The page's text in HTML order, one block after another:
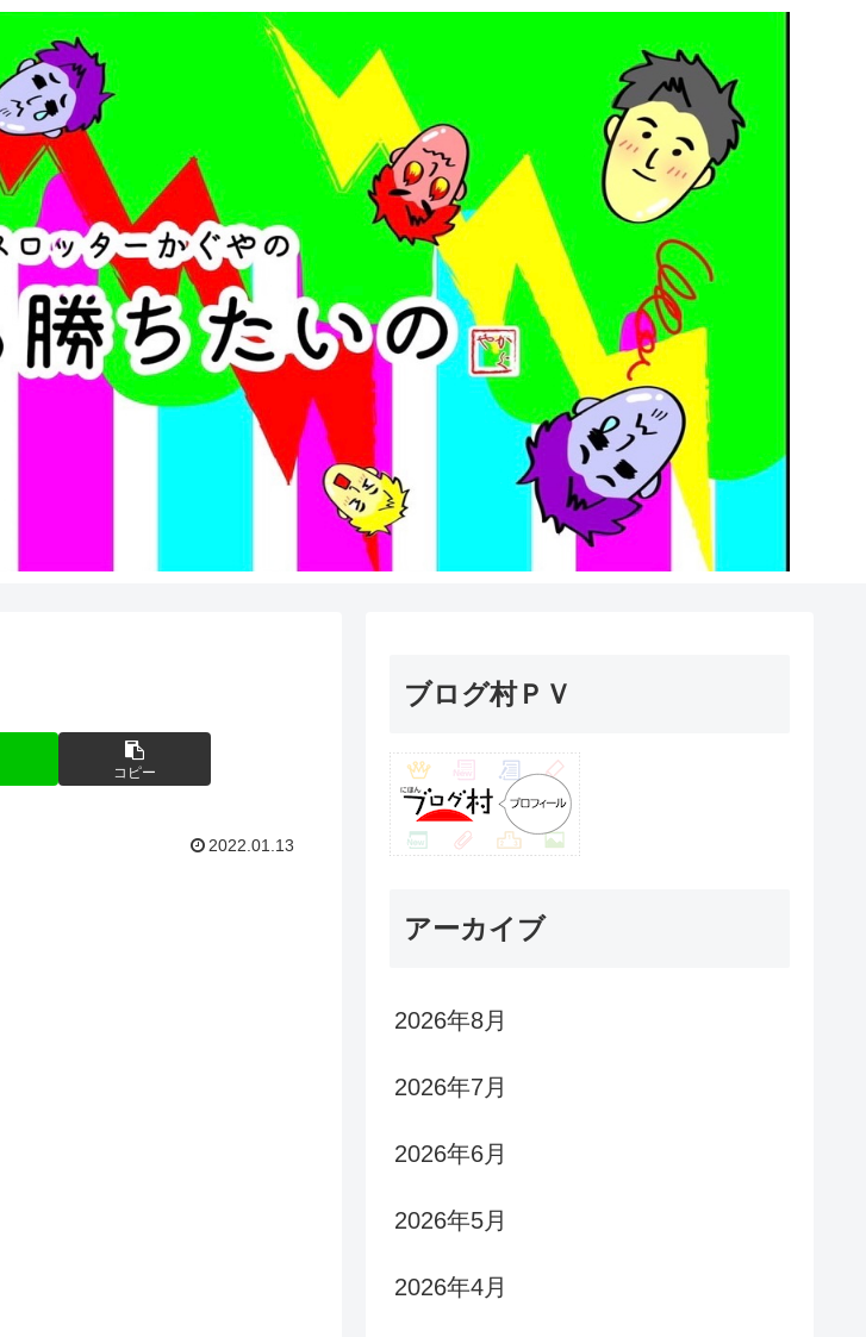
コピー
2022.01.13
ブログ村ＰＶ
アーカイブ
2026年8月
2026年7月
2026年6月
2026年5月
2026年4月